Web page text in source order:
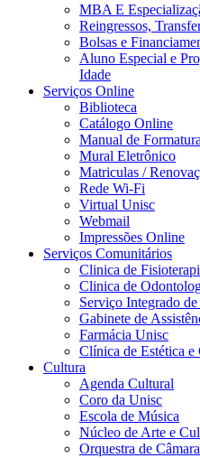
MBA E
Reingressos,
Bolsas e
Aluno Especial e
Idade
Serviços Online
Biblioteca
Catálogo Online
Manual de Formatura
Mural Eletrônico
Matriculas /
Rede Wi-Fi
Virtual Unisc
Webmail
Impressões Online
Serviços Comunitários
Clinica de
Clinica de
Serviço Integrado de
Gabinete de
Farmácia Unisc
Clínica de Estética e
Cultura
Agenda Cultural
Coro da Unisc
Escola de Música
Núcleo de Arte e
Orquestra de